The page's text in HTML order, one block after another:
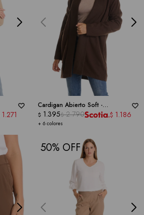
1.271
Cardigan Abierto Soft -
DICTIONARY
+ 6 colores
$ 1.395$ 2.790 $ 1.186
50